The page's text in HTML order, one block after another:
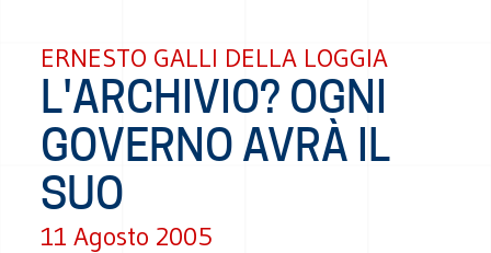
ERNESTO GALLI DELLA LOGGIA
L'ARCHIVIO? OGNI
GOVERNO AVRÀ IL
SUO
11 Agosto 2005